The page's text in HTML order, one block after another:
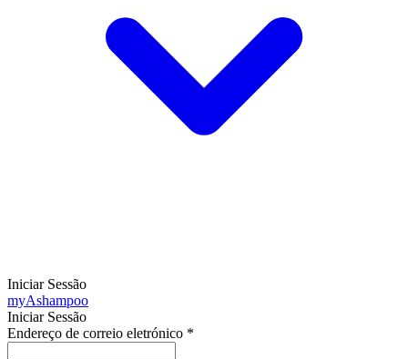
Iniciar Sessão
myAshampoo
Iniciar Sessão
Endereço de correio eletrónico *